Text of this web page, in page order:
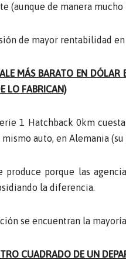
(aunque de manera
de mayor rentabilidad
MÁS BARATO EN DÓLAR
LO FABRICAN)
1 Hatchback 0km
auto, en Alemania
produce porque las
la diferencia.
se encuentran la
CUADRADO DE UN